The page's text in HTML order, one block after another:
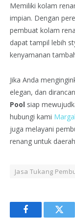
Memiliki kolam
impian. Dengan
pembuat kolam
dapat tampil lebih
kenyamanan
Jika Anda
elegan, dan
Pool siap
hubungi kami
juga melayani
renang untuk
Jasa Tukang
Facebook